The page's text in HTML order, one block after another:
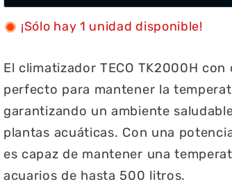
¡Sólo hay 1 unidad disponible!
El climatizador TECO TK2000H
perfecto para mantener la
garantizando un ambiente
plantas acuáticas. Con una
es capaz de mantener una
acuarios de hasta 500 litros.